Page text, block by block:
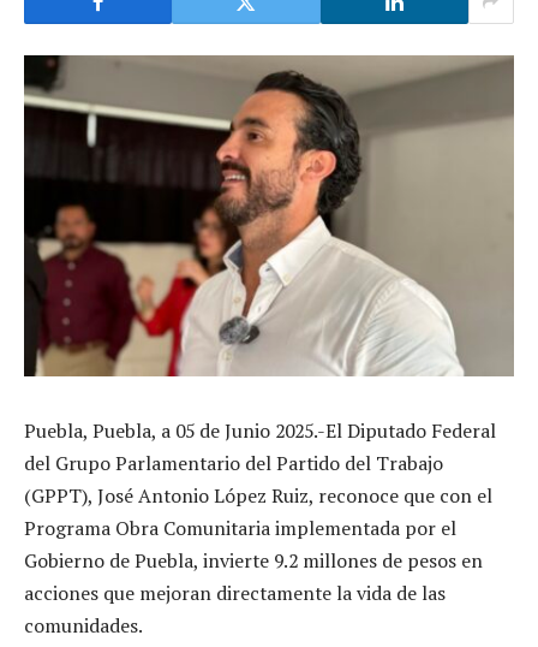
Puebla, Puebla, a 05 de Junio 2025.-El Diputado Federal
del Grupo Parlamentario del Partido del Trabajo
(GPPT), José Antonio López Ruiz, reconoce que con el
Programa Obra Comunitaria implementada por el
Gobierno de Puebla, invierte 9.2 millones de pesos en
acciones que mejoran directamente la vida de las
comunidades.